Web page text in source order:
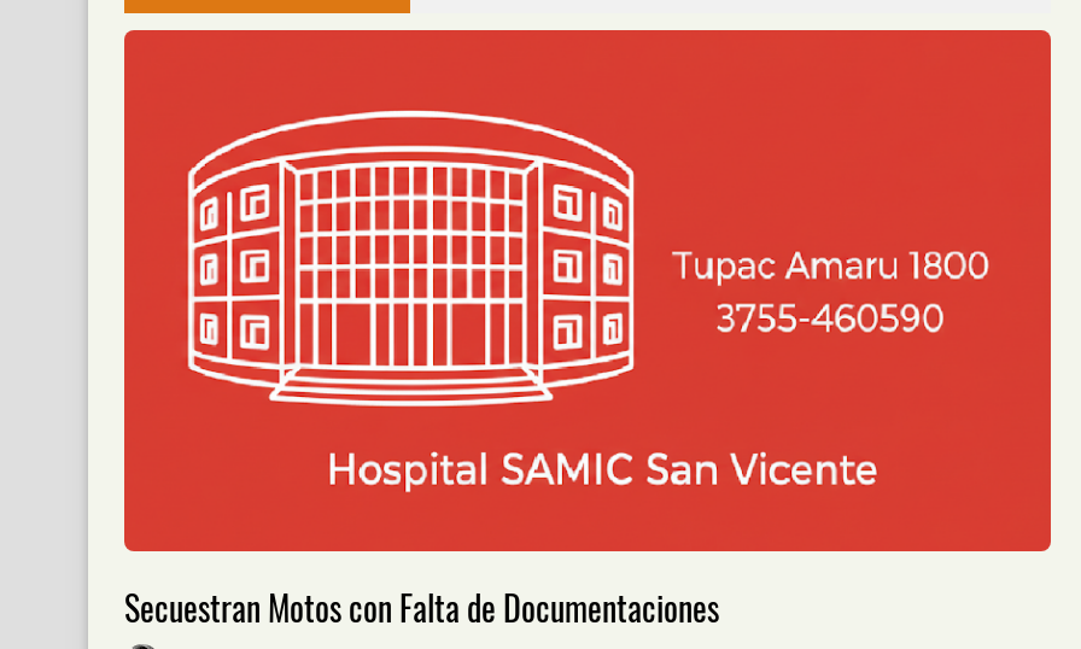
Secuestran Motos con Falta de Documentaciones